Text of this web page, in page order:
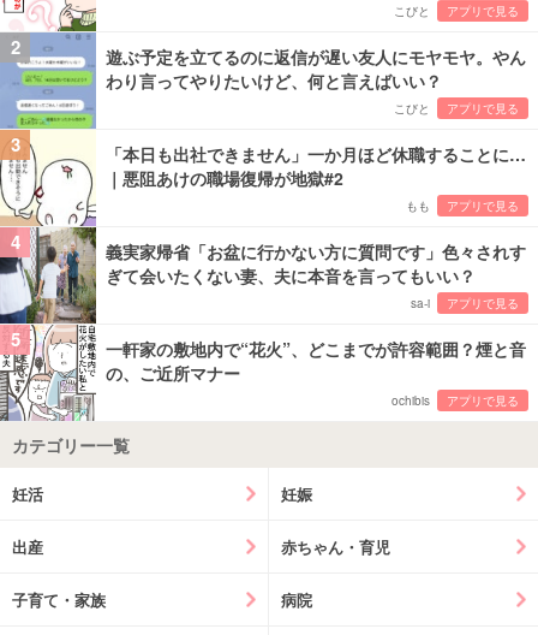
こびと アプリで見る
2
遊ぶ予定を立てるのに返信が遅い友人にモヤモヤ。やん
わり言ってやりたいけど、何と言えばいい？
こびと アプリで見る
3
「本日も出社できません」一か月ほど休職することに…
｜悪阻あけの職場復帰が地獄#2
もも アプリで見る
4
義実家帰省「お盆に行かない方に質問です」色々されす
ぎて会いたくない妻、夫に本音を言ってもいい？
sa-i アプリで見る
5
一軒家の敷地内で“花火”、どこまでが許容範囲？煙と音
の、ご近所マナー
ochibis アプリで見る
カテゴリー一覧
妊活 妊娠
出産 赤ちゃん・育児
子育て・家族 病院